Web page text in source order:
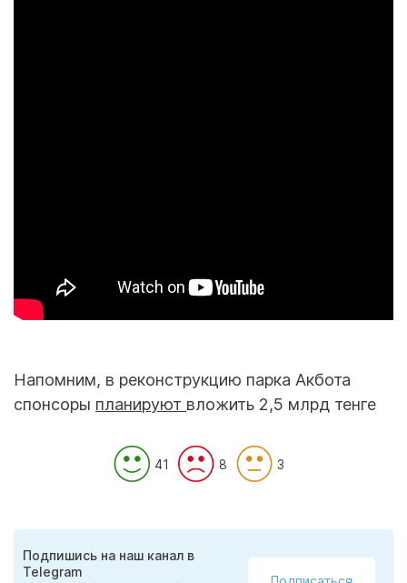
Напомним, в реконструкцию парка Акбота
спонсоры планируют вложить 2,5 млрд тенге
41 8 3
Подпишись на наш канал в
Telegram